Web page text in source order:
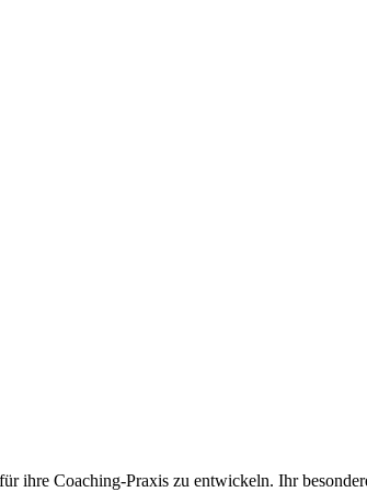
ihre Coa­ching-Pra­xis zu ent­wi­ckeln. Ihr